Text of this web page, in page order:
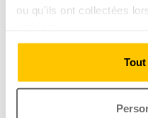
ou qu'ils ont collectées